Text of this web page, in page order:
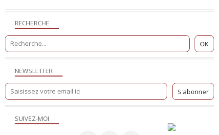
NEWSLETTER
SUIVEZ-MOI
RECHERCHE